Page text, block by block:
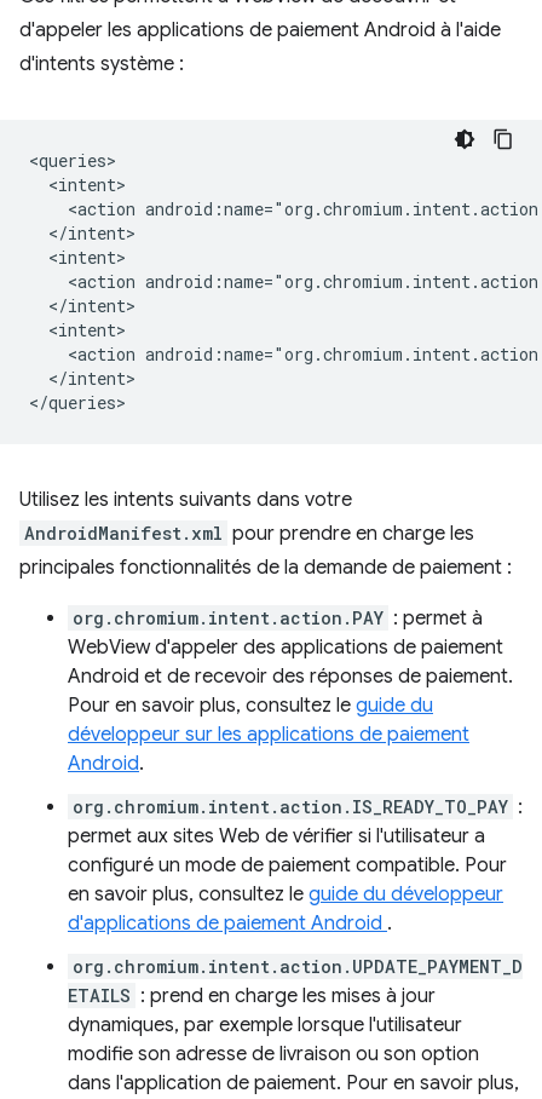
d'appeler les applications de paiement Android à l'aide
d'intents système :
<action
<action
<action
</intent>
Utilisez les intents suivants dans votre
AndroidManifest.xml pour prendre en charge les
principales fonctionnalités de la demande de paiement :
org.chromium.intent.action.PAY : permet à
WebView d'appeler des applications de paiement
Android et de recevoir des réponses de paiement.
Pour en savoir plus, consultez le guide du
développeur sur les applications de paiement
Android.
org.chromium.intent.action.IS_READY_TO_PAY :
permet aux sites Web de vérifier si l'utilisateur a
configuré un mode de paiement compatible. Pour
en savoir plus, consultez le guide du développeur
d'applications de paiement Android .
org.chromium.intent.action.UPDATE_PAYMENT_D
ETAILS : prend en charge les mises à jour
dynamiques, par exemple lorsque l'utilisateur
modifie son adresse de livraison ou son option
dans l'application de paiement. Pour en savoir plus,